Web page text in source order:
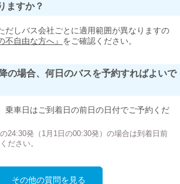
ますか？
だしバス会社ごとに適用範囲が異なりますの
不自由な方へ』 をご確認ください。
の場合、何日のバスを予約すればよいで
乗車日はご到着日の前日の日付でご予約くだ
24:30発（1月1日の00:30発）の場合は到着日前
ださい。
その他の質問を見る